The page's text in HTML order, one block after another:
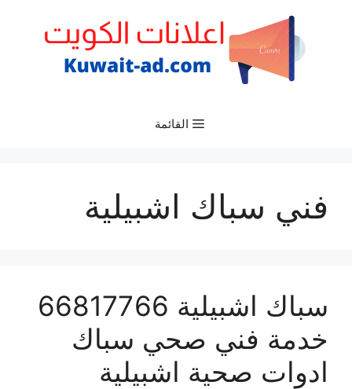
القائمة
فني سباك اشبيلية
سباك اشبيلية 66817766
خدمة فني صحي سباك
ادوات صحية اشبيلية